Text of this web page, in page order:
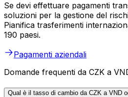
Se devi effettuare pagamenti
soluzioni per la gestione del
Pianifica trasferimenti
190 paesi.
Pagamenti aziendali
Domande frequenti da CZK a
Qual è il tasso di cambio da CZK a VND